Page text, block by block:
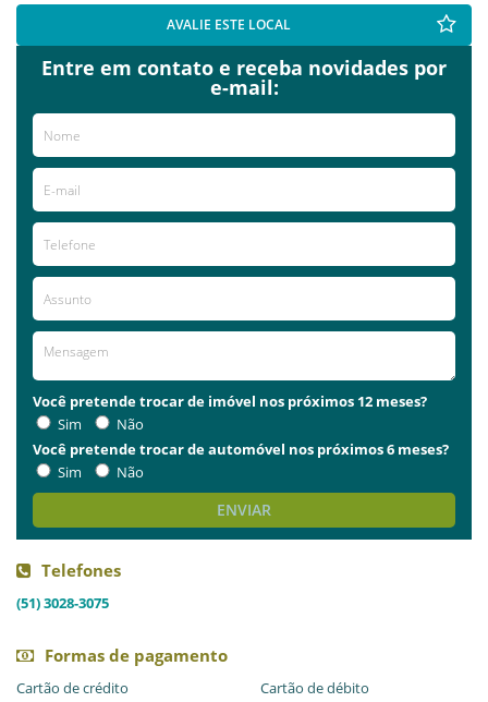
AVALIE ESTE LOCAL
Entre em contato e receba novidades por
e-mail:
Você pretende trocar de imóvel nos próximos 12 meses?
Sim
Não
Você pretende trocar de automóvel nos próximos 6 meses?
Sim
Não
ENVIAR
Telefones
(51) 3028-3075
Formas de pagamento
Cartão de crédito
Cartão de débito